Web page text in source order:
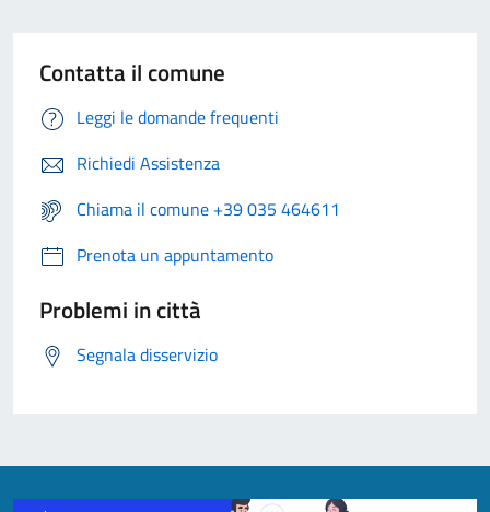
Contatta il comune
Leggi le domande frequenti
Richiedi Assistenza
Chiama il comune +39 035 464611
Prenota un appuntamento
Problemi in città
Segnala disservizio